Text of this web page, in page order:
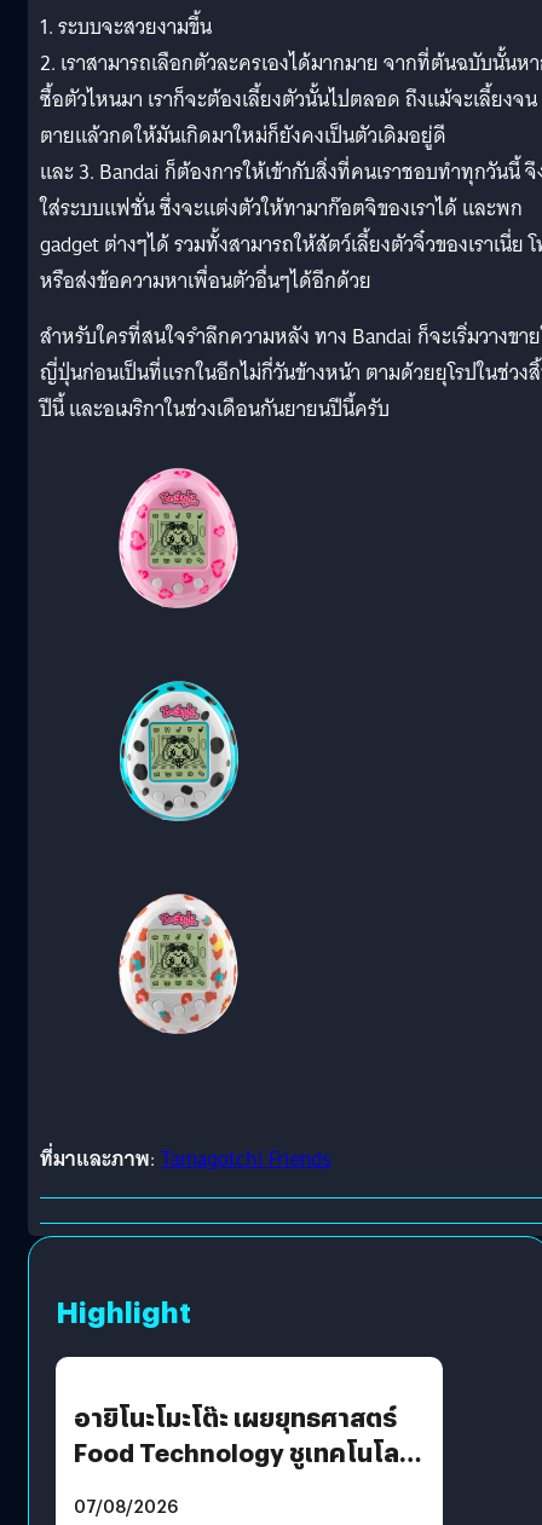
1. ระบบจะสวยงามขึ้น
2. เราสามารถเลือกตัวละครเองได้มากมาย จากที่ต้นฉบับนั้นห
ซื้อตัวไหนมา เราก็จะต้องเลี้ยงตัวนั้นไปตลอด ถึงแม้จะเลี้ยงจน
ตายแล้วกดให้มันเกิดมาใหม่ก็ยังคงเป็นตัวเดิมอยู่ดี
และ 3. Bandai ก็ต้องการให้เข้ากับสิ่งที่คนเราชอบทำทุกวันนี้ จึ
ใส่ระบบแฟชั่น ซึ่งจะแต่งตัวให้ทามาก๊อตจิของเราได้ และพก
gadget ต่างๆได้ รวมทั้งสามารถให้สัตว์เลี้ยงตัวจิ๋วของเราเนี่ย
หรือส่งข้อความหาเพื่อนตัวอื่นๆได้อีกด้วย
สำหรับใครที่สนใจรำลึกความหลัง ทาง Bandai ก็จะเริ่มวางขา
ญี่ปุ่นก่อนเป็นที่แรกในอีกไม่กี่วันข้างหน้า ตามด้วยยุโรปในช่วง
ปีนี้ และอเมริกาในช่วงเดือนกันยายนปีนี้ครับ
ที่มาและภาพ: Tamagotchi Friends
Highlight
อายิโนะโมะโต๊ะ เผยยุทธศาสตร์
Food Technology ชูเทคโนโลยี
07/08/2026